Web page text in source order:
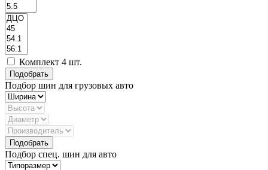
Комплект 4 шт.
Подбор шин для грузовых авто
Подбор спец. шин для авто